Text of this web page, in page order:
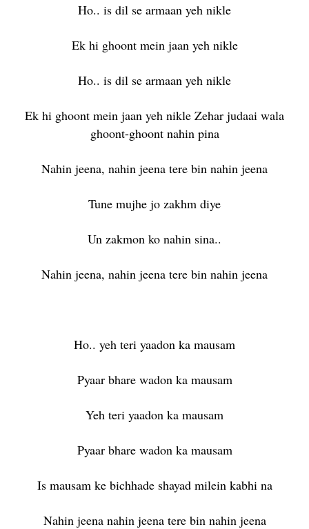
Ho.. is dil se armaan yeh nikle
Ek hi ghoont mein jaan yeh nikle
Ho.. is dil se armaan yeh nikle
Ek hi ghoont mein jaan yeh nikle Zehar judaai wala
ghoont-ghoont nahin pina
Nahin jeena, nahin jeena tere bin nahin jeena
Tune mujhe jo zakhm diye
Un zakmon ko nahin sina..
Nahin jeena, nahin jeena tere bin nahin jeena
Ho.. yeh teri yaadon ka mausam
Pyaar bhare wadon ka mausam
Yeh teri yaadon ka mausam
Pyaar bhare wadon ka mausam
Is mausam ke bichhade shayad milein kabhi na
Nahin jeena nahin jeena tere bin nahin jeena